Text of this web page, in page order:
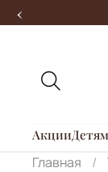
‹
Акции
Главная